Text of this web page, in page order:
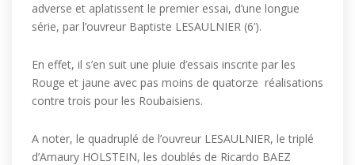
adverse et aplatissent le premier essai, d’une longue
série, par l’ouvreur Baptiste LESAULNIER (6’).
En effet, il s’en suit une pluie d’essais inscrite par les
Rouge et jaune avec pas moins de quatorze réalisations
contre trois pour les Roubaisiens.
A noter, le quadruplé de l’ouvreur LESAULNIER, le triplé
d’Amaury HOLSTEIN, les doublés de Ricardo BAEZ